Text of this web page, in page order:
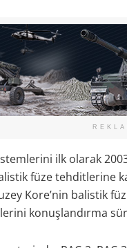
ilk olarak
füze tehditlerine
Kore’nin balistik
konuşlandırma